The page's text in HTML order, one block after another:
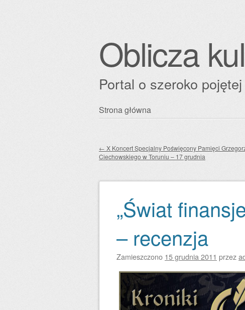
Oblicza
Portal o szeroko
Przejdź
Strona główna
← X Koncert Specjalny Poświęcony Pamięci
Ciechowskiego w Toruniu – 17 grudnia
„Świat
– recenzja
Zamieszczono 15 grudnia 2011 przez